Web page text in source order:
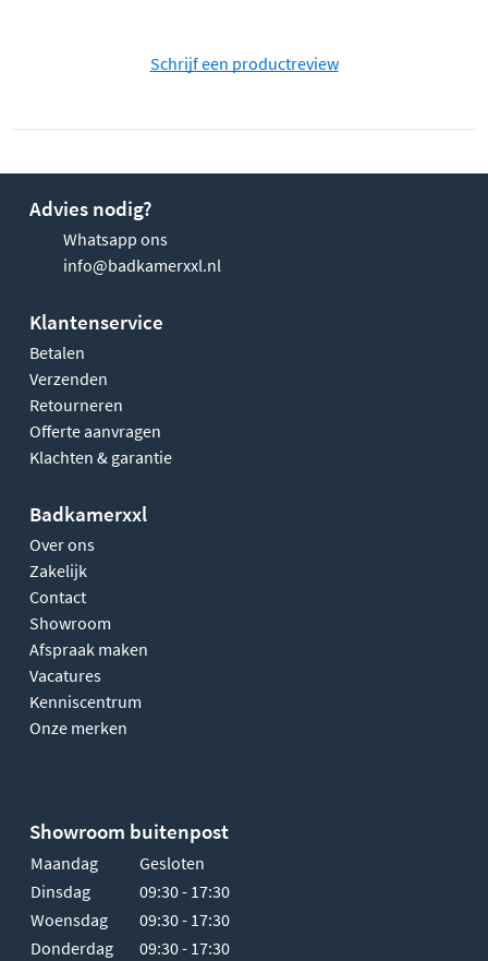
Schrijf een productreview
Advies nodig?
Whatsapp ons
info@badkamerxxl.nl
Klantenservice
Betalen
Verzenden
Retourneren
Offerte aanvragen
Klachten & garantie
Badkamerxxl
Over ons
Zakelijk
Contact
Showroom
Afspraak maken
Vacatures
Kenniscentrum
Onze merken
Showroom buitenpost
Maandag
Gesloten
Dinsdag
09:30 - 17:30
Woensdag
09:30 - 17:30
Donderdag
09:30 - 17:30